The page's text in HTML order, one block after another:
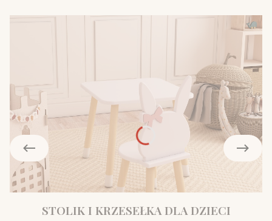
STOLIK I KRZESEŁKA DLA DZIECI